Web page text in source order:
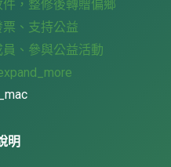
，整修後轉贈偏鄉
票、支持公益
、參與公益活動
明